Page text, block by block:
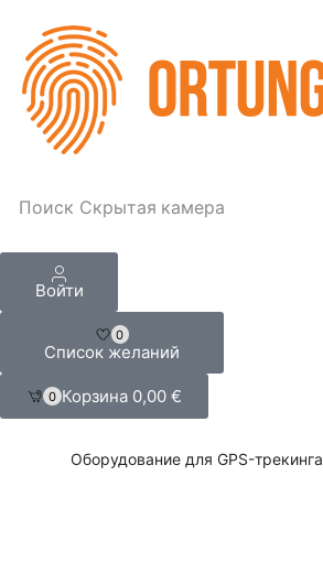
Поиск Скрытая камера
Войти
0
Список желаний
0 Корзина 0,00 €
Оборудование для GPS-трекинга